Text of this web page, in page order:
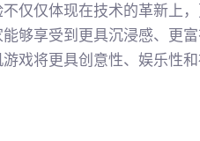
仅仅体现在技术的革新上
够享受到更具沉浸感、更
戏将更具创意性、娱乐性